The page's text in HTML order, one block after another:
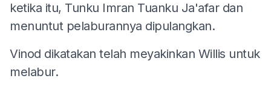
ketika itu, Tunku Imran Tuanku Ja'afar dan
menuntut pelaburannya dipulangkan.
Vinod dikatakan telah meyakinkan Willis untuk
melabur.